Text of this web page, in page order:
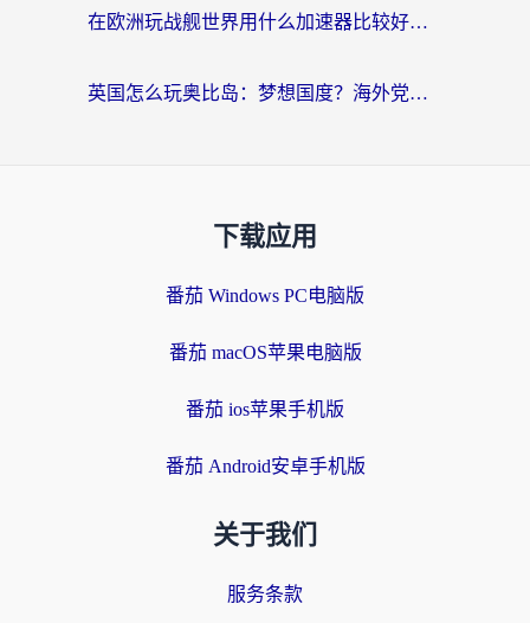
在欧洲玩战舰世界用什么加速器比较好用？老玩家亲测有效的低延迟方案
英国怎么玩奥比岛：梦想国度？海外党不卡攻略+加速器选择秘籍
下载应用
番茄 Windows PC电脑版
番茄 macOS苹果电脑版
番茄 ios苹果手机版
番茄 Android安卓手机版
关于我们
服务条款